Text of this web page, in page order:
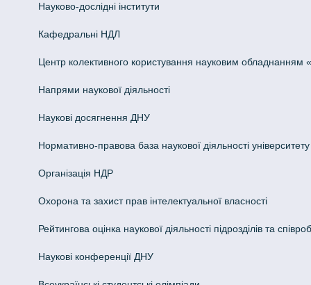
Науково-дослідні інститути
Кафедральні НДЛ
Центр колективного користування науковим обладнанням
Напрями наукової діяльності
Наукові досягнення ДНУ
Нормативно-правова база наукової діяльності університету
Організація НДР
Охорона та захист прав інтелектуальної власності
Рейтингова оцінка наукової діяльності підрозділів та
Наукові конференції ДНУ